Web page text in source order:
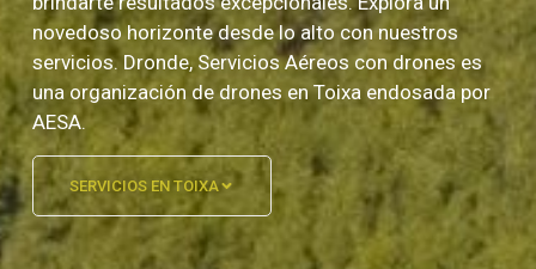
novedoso horizonte desde lo alto con nuestros
servicios. Dronde, Servicios Aéreos con drones es
una organización de drones en Toixa endosada por
AESA.
SERVICIOS EN TOIXA